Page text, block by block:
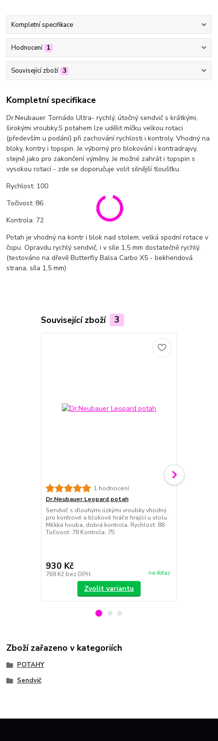
Kompletní specifikace
Hodnocení 1
Související zboží 3
Kompletní specifikace
Dr.Neubauer Tornádo Ultra- rychlý, útočný sendvič s krátkými,
širokými vroubky.S potahem lze udělit míčku velkou rotaci
(především u podání) při zachování rychlosti i kontroly. Vhodný na
bloky, kontry i topspin. Je výborný pro blokování i kontradrajvy,
stejně jako pro zakončení výměny. Je možné zahrát i topspin s
vysokou rotací - zde se doporučuje volit silnější tloušťku.
Rychlost: 100
Točivost: 86
Kontrola: 72
Potah je vhodný na kontr i blok nad stolem, velká spodní rotace v
čopu. Opravdu rychlý sendvič, i v síle 1,5 mm dostatečně rychlý.
(testováno na dřevě Butterfly Balsa Carbo X5 - bekhendová
strana, síla 1,5 mm)
Související zboží 3
1 hodnocení
Dr.Neubauer Leopard potah
Sendvič s dlouhými úzkými vroubky vhodný
pro kontrové a blokové hráče hrající u stolu.
Měkká houba, dobrá kontrola. Rychlost: 88
Točivost: 78 Kontrola: 75
930 Kč
769 Kč bez DPH na dotaz
Zvolit variantu
Zboží zařazeno v kategoriích
POTAHY
Sendvič